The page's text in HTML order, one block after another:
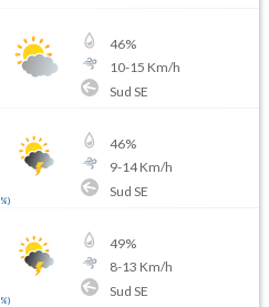
46%
10-15 Km/h
Sud SE
%)
46%
9-14Km/h
Sud SE
%)
49%
8-13 Km/h
Sud SE